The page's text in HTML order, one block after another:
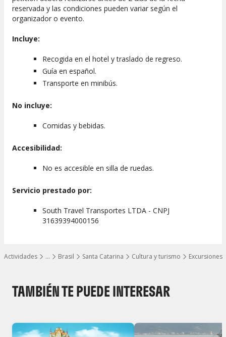
…
Mostrar todos los niveles
Actividades Brasil Santa Catarina Cultura y turismo Excursiones
encuentro específico.
Información práctica relevante
Es recomendable llevar protector solar, ropa cómoda y una
excursión. Aprovechad al máximo esta escapada y disfrutad
de la belleza natural que ofrece la región.
reservada y las condiciones pueden variar según el
organizador o evento.
Incluye:
Recogida en el hotel y traslado de regreso.
Guía en español.
Transporte en minibús.
No incluye:
Comidas y bebidas.
Accesibilidad:
No es accesible en silla de ruedas.
Servicio prestado por:
South Travel Transportes LTDA - CNPJ
31639394000156
TAMBIÉN TE PUEDE INTERESAR